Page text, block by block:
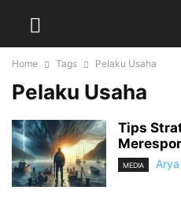
Home Tags Pelaku Usaha
Pelaku Usaha
Tips
MEDIA